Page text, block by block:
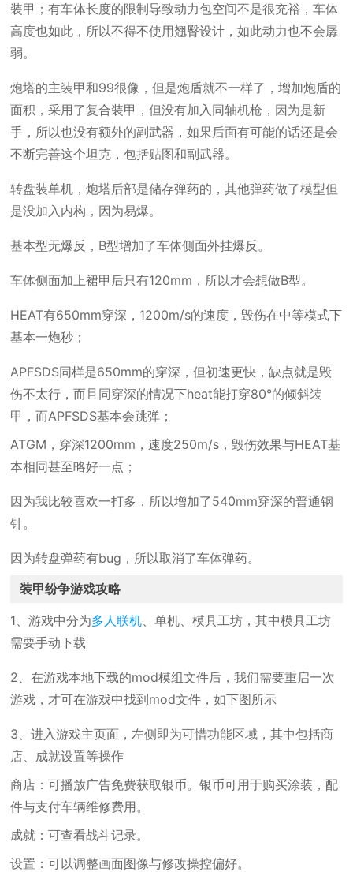
装甲；有车体长度的限制导致动力包空间不是很充裕，车体
高度也如此，所以不得不使用翘臀设计，如此动力也不会孱
弱。
炮塔的主装甲和99很像，但是炮盾就不一样了，增加炮盾的
面积，采用了复合装甲，但没有加入同轴机枪，因为是新
手，所以也没有额外的副武器，如果后面有可能的话还是会
不断完善这个坦克，包括贴图和副武器。
转盘装单机，炮塔后部是储存弹药的，其他弹药做了模型但
是没加入内构，因为易爆。
基本型无爆反，B型增加了车体侧面外挂爆反。
车体侧面加上裙甲后只有120mm，所以才会想做B型。
HEAT有650mm穿深，1200m/s的速度，毁伤在中等模式下
基本一炮秒；
APFSDS同样是650mm的穿深，但初速更快，缺点就是毁
伤不太行，而且同穿深的情况下heat能打穿80°的倾斜装
甲，而APFSDS基本会跳弹；
ATGM，穿深1200mm，速度250m/s，毁伤效果与HEAT基
本相同甚至略好一点；
因为我比较喜欢一打多，所以增加了540mm穿深的普通钢
针。
因为转盘弹药有bug，所以取消了车体弹药。
装甲纷争游戏攻略
1、游戏中分为多人联机、单机、模具工坊，其中模具工坊
需要手动下载
2、在游戏本地下载的mod模组文件后，我们需要重启一次
游戏，才可在游戏中找到mod文件，如下图所示
3、进入游戏主页面，左侧即为可惜功能区域，其中包括商
店、成就设置等操作
商店：可播放广告免费获取银币。银币可用于购买涂装，配
件与支付车辆维修费用。
成就：可查看战斗记录。
设置：可以调整画面图像与修改操控偏好。